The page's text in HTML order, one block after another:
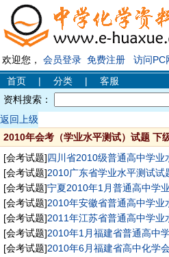
欢迎您， 会员登录 免费注册
访问PC
首页
| 分类 |
客服
资料搜索：
返回上级
2010年会考（学业水平测试）试题 下
[会考试题]四川省2010级普通高中学业
[会考试题]2010广东省学业水平测试试
[会考试题]宁夏2010年1月普通高中学
[会考试题]2010年安徽省普通高中学
[会考试题]2011年江苏省普通高中学业
[会考试题]2010年1月福建省普通高中
[会考试题]2010年6月福建省高中化学